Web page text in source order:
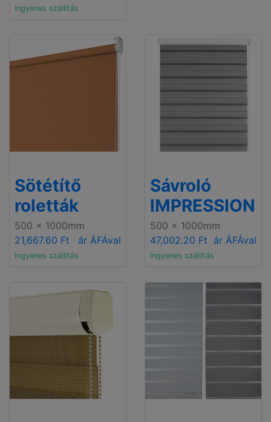
Ingyenes szállítás
Sötétítő
roletták
500 x 1000mm
21,667.60 Ft
ár ÁFÁval
Ingyenes szállítás
Sávroló
IMPRESSION
500 x 1000mm
47,002.20 Ft ár ÁFÁval
Ingyenes szállítás